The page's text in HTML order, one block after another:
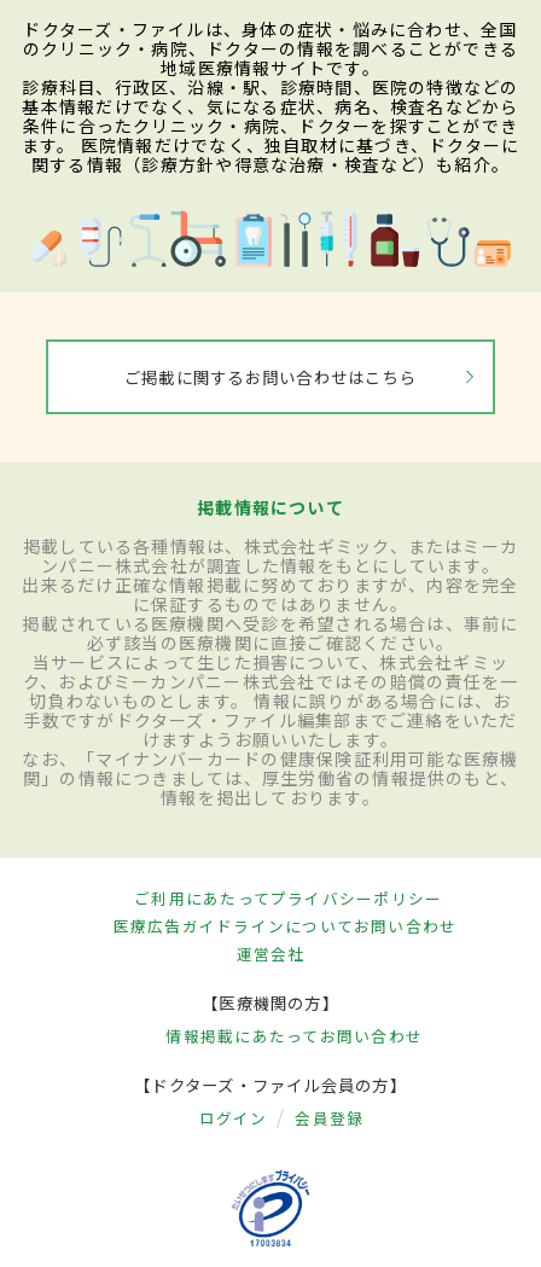
ドクターズ・ファイルは、身体の症状・悩みに合わせ、全国
のクリニック・病院、ドクターの情報を調べることができる
地域医療情報サイトです。
診療科目、行政区、沿線・駅、診療時間、医院の特徴などの
基本情報だけでなく、気になる症状、病名、検査名などから
条件に合ったクリニック・病院、ドクターを探すことができ
ます。 医院情報だけでなく、独自取材に基づき、ドクターに
関する情報（診療方針や得意な治療・検査など）も紹介。
ご掲載に関するお問い合わせはこちら
掲載情報について
掲載している各種情報は、株式会社ギミック、またはミーカ
ンパニー株式会社が調査した情報をもとにしています。
出来るだけ正確な情報掲載に努めておりますが、内容を完全
に保証するものではありません。
掲載されている医療機関へ受診を希望される場合は、事前に
必ず該当の医療機関に直接ご確認ください。
当サービスによって生じた損害について、株式会社ギミッ
ク、およびミーカンパニー株式会社ではその賠償の責任を一
切負わないものとします。 情報に誤りがある場合には、お
手数ですがドクターズ・ファイル編集部までご連絡をいただ
けますようお願いいたします。
なお、「マイナンバーカードの健康保険証利用可能な医療機
関」の情報につきましては、厚生労働省の情報提供のもと、
情報を掲出しております。
ご利用にあたってプライバシーポリシー
医療広告ガイドラインについてお問い合わせ
運営会社
【医療機関の方】
情報掲載にあたって お問い合わせ
【ドクターズ・ファイル会員の方】
ログイン 会員登録